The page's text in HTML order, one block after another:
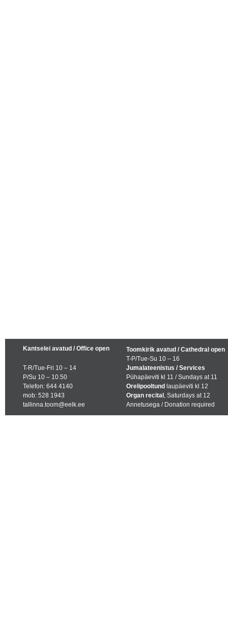
Kantselei avatud / Office open
T-R/Tue-Fri 10 – 14
P/Su 10 – 10.50
Telefon: 644 4140
mob: 528 1943
tallinna.toom@eelk.ee
Toomkirik avatud / Cathedral open
T-P/Tue-Su 10 – 16
Jumalateenistus / Services
Pühapäeviti kl 11 / Sundays at 11
Orelipooltund laupäeviti kl 12
Organ recital , Saturdays at 12
Annetusega / Donation required